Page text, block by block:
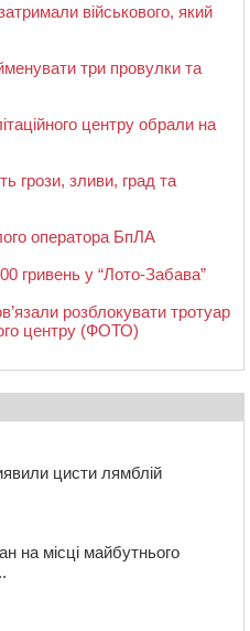
військового, який
три провулки та
центру обрали на
грози, зливи, град та
оператора БпЛА
гривень у “Лото-Забава”
розблокувати тротуар
центру (ФОТО)
цисти лямблій
на місці майбутнього